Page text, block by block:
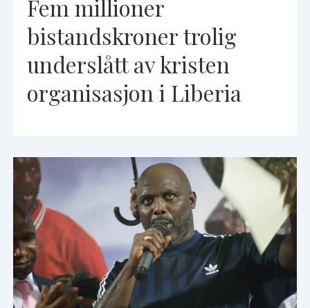
Fem millioner
bistandskroner trolig
underslått av kristen
organisasjon i Liberia